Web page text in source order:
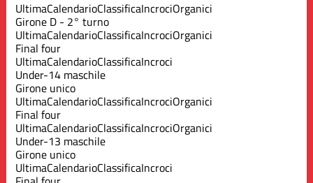
UltimaCalendarioClassificaIncrociOrganici
Girone D - 2° turno
UltimaCalendarioClassificaIncrociOrganici
Final four
UltimaCalendarioClassificaIncroci
Under-14 maschile
Girone unico
UltimaCalendarioClassificaIncrociOrganici
Final four
UltimaCalendarioClassificaIncrociOrganici
Under-13 maschile
Girone unico
UltimaCalendarioClassificaIncroci